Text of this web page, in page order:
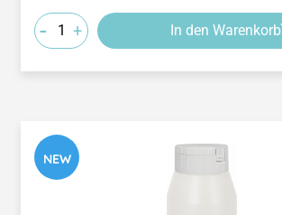
- + In den Warenkorb
NEW